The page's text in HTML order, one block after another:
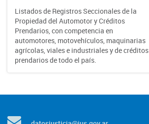
Listados de Registros Seccionales de la
Propiedad del Automotor y Créditos
Prendarios, con competencia en
automotores, motovehículos, maquinarias
agrícolas, viales e industriales y de créditos
prendarios de todo el país.